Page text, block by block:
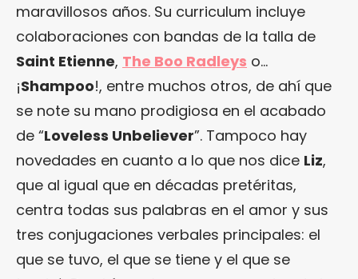
maravillosos años. Su curriculum incluye
colaboraciones con bandas de la talla de
Saint Etienne, The Boo Radleys o…
¡Shampoo!, entre muchos otros, de ahí que
se note su mano prodigiosa en el acabado
de “Loveless Unbeliever”. Tampoco hay
novedades en cuanto a lo que nos dice Liz,
que al igual que en décadas pretéritas,
centra todas sus palabras en el amor y sus
tres conjugaciones verbales principales: el
que se tuvo, el que se tiene y el que se